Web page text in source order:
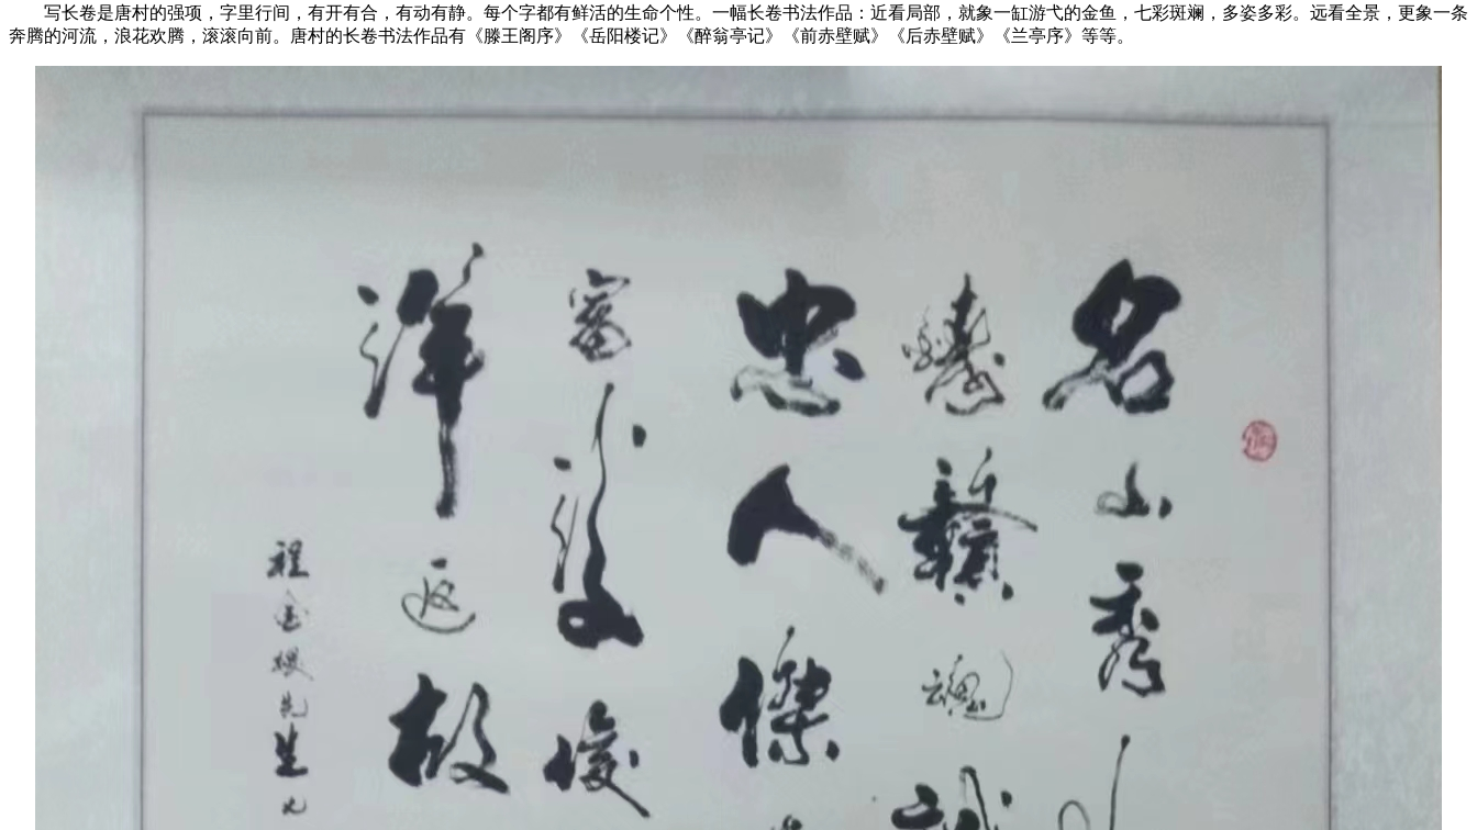
写长卷是唐村的强项，字里行间，有开有合，有动有静。每个字都有鲜活的生命个性。一幅长卷书法作品：近看局部，就象一缸游弋的金鱼，七彩斑斓，多姿多彩。远看全景，更象一条
奔腾的河流，浪花欢腾，滚滚向前。唐村的长卷书法作品有《滕王阁序》《岳阳楼记》《醉翁亭记》《前赤壁赋》《后赤壁赋》《兰亭序》等等。